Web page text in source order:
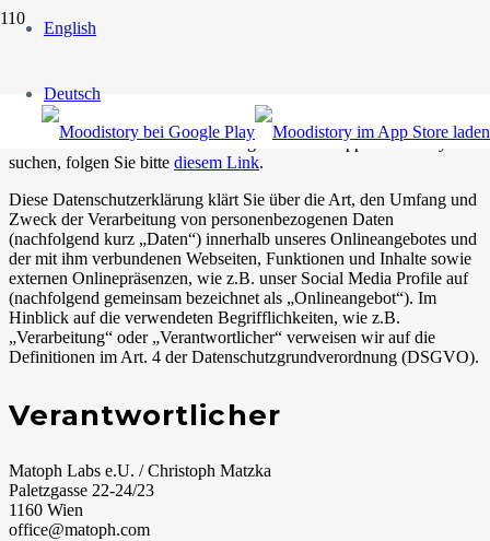
English
Deutsch
Hinweis: Das ist die Datenschutzerklärung für unsere Website.
Wenn Sie die Datenschutzerklärung für unsere App Moodistory
suchen, folgen Sie bitte diesem Link.
Diese Datenschutzerklärung klärt Sie über die Art, den Umfang und
Zweck der Verarbeitung von personenbezogenen Daten
(nachfolgend kurz „Daten“) innerhalb unseres Onlineangebotes und
der mit ihm verbundenen Webseiten, Funktionen und Inhalte sowie
externen Onlinepräsenzen, wie z.B. unser Social Media Profile auf
(nachfolgend gemeinsam bezeichnet als „Onlineangebot“). Im
Hinblick auf die verwendeten Begrifflichkeiten, wie z.B.
„Verarbeitung“ oder „Verantwortlicher“ verweisen wir auf die
Definitionen im Art. 4 der Datenschutzgrundverordnung (DSGVO).
Verantwortlicher
Matoph Labs e.U. / Christoph Matzka
Paletzgasse 22-24/23
1160 Wien
office@matoph.com